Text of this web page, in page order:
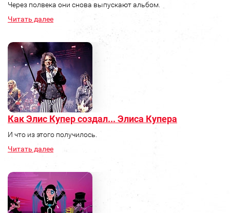
Через полвека они снова выпускают альбом.
Читать далее
Как Элис Купер создал... Элиса Купера
И что из этого получилось.
Читать далее